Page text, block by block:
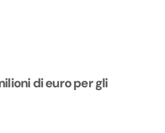
di euro per gli